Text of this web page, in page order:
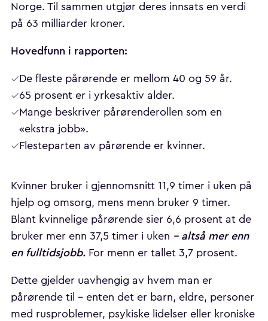
Norge. Til sammen utgjør deres innsats en verdi
på 63 milliarder kroner.
Hovedfunn i rapporten:
De fleste pårørende er mellom 40 og 59 år.
65 prosent er i yrkesaktiv alder.
Mange beskriver pårørenderollen som en
«ekstra jobb».
Flesteparten av pårørende er kvinner.
Kvinner bruker i gjennomsnitt 11,9 timer i uken på
hjelp og omsorg, mens menn bruker 9 timer.
Blant kvinnelige pårørende sier 6,6 prosent at de
bruker mer enn 37,5 timer i uken – altså mer enn
en fulltidsjobb. For menn er tallet 3,7 prosent.
Dette gjelder uavhengig av hvem man er
pårørende til – enten det er barn, eldre, personer
med rusproblemer, psykiske lidelser eller kroniske